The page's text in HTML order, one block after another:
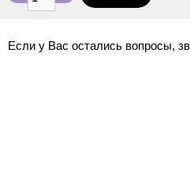
Если у Вас остались вопросы,